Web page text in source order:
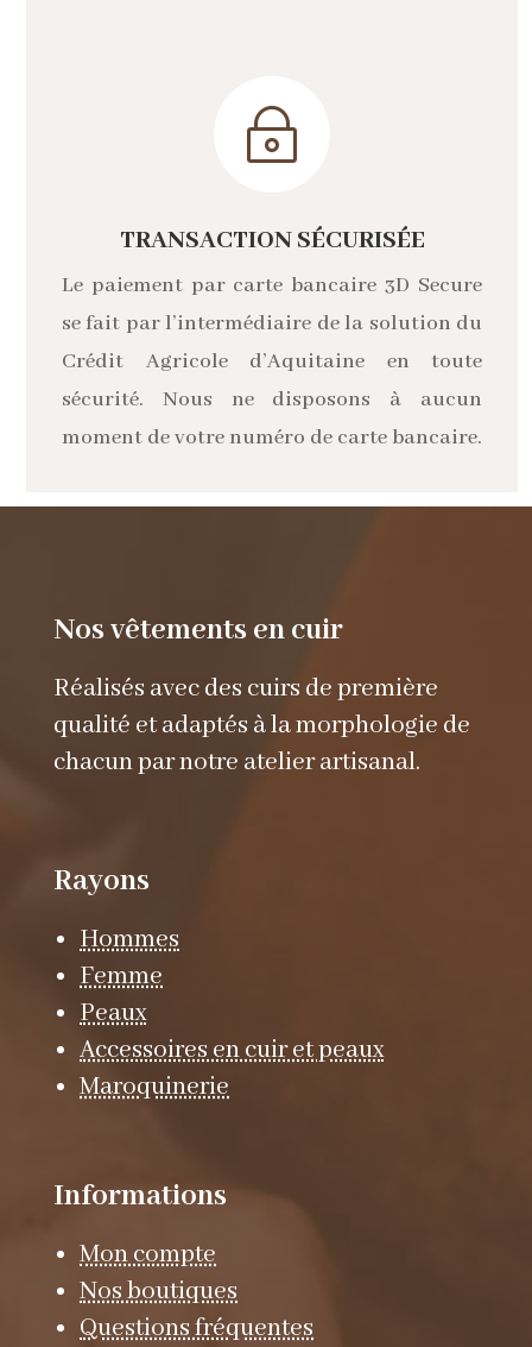
~
TRANSACTION SÉCURISÉE
Le paiement par carte bancaire 3D Secure
se fait par l’intermédiaire de la solution du
Crédit Agricole d’Aquitaine en toute
sécurité. Nous ne disposons à aucun
moment de votre numéro de carte bancaire.
Nos vêtements en cuir
Réalisés avec des cuirs de première
qualité et adaptés à la morphologie de
chacun par notre atelier artisanal.
Rayons
Hommes
Femme
Peaux
Accessoires en cuir et peaux
Maroquinerie
Informations
Mon compte
Nos boutiques
Questions fréquentes